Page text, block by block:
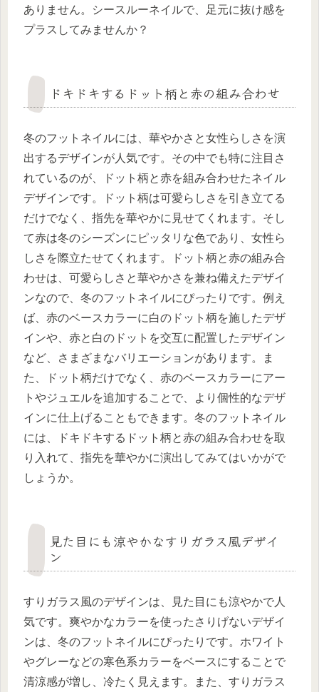
ありません。シースルーネイルで、足元に抜け感を
プラスしてみませんか？
ドキドキするドット柄と赤の組み合わせ
冬のフットネイルには、華やかさと女性らしさを演
出するデザインが人気です。その中でも特に注目さ
れているのが、ドット柄と赤を組み合わせたネイル
デザインです。ドット柄は可愛らしさを引き立てる
だけでなく、指先を華やかに見せてくれます。そし
て赤は冬のシーズンにピッタリな色であり、女性ら
しさを際立たせてくれます。ドット柄と赤の組み合
わせは、可愛らしさと華やかさを兼ね備えたデザイ
ンなので、冬のフットネイルにぴったりです。例え
ば、赤のベースカラーに白のドット柄を施したデザ
インや、赤と白のドットを交互に配置したデザイン
など、さまざまなバリエーションがあります。ま
た、ドット柄だけでなく、赤のベースカラーにアー
トやジュエルを追加することで、より個性的なデザ
インに仕上げることもできます。冬のフットネイル
には、ドキドキするドット柄と赤の組み合わせを取
り入れて、指先を華やかに演出してみてはいかがで
しょうか。
見た目にも涼やかなすりガラス風デザイ
ン
すりガラス風のデザインは、見た目にも涼やかで人
気です。爽やかなカラーを使ったさりげないデザイ
ンは、冬のフットネイルにぴったりです。ホワイト
やグレーなどの寒色系カラーをベースにすることで
清涼感が増し、冷たく見えます。また、すりガラス